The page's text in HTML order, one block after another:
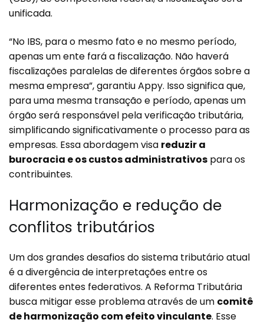
unificada.
“No IBS, para o mesmo fato e no mesmo período,
apenas um ente fará a fiscalização. Não haverá
fiscalizações paralelas de diferentes órgãos sobre a
mesma empresa”, garantiu Appy. Isso significa que,
para uma mesma transação e período, apenas um
órgão será responsável pela verificação tributária,
simplificando significativamente o processo para as
empresas. Essa abordagem visa reduzir a
burocracia e os custos administrativos para os
contribuintes.
Harmonização e redução de
conflitos tributários
Um dos grandes desafios do sistema tributário atual
é a divergência de interpretações entre os
diferentes entes federativos. A Reforma Tributária
busca mitigar esse problema através de um comitê
de harmonização com efeito vinculante. Esse